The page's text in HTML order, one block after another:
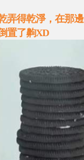
弄得乾淨，在那邊
置了齁XD